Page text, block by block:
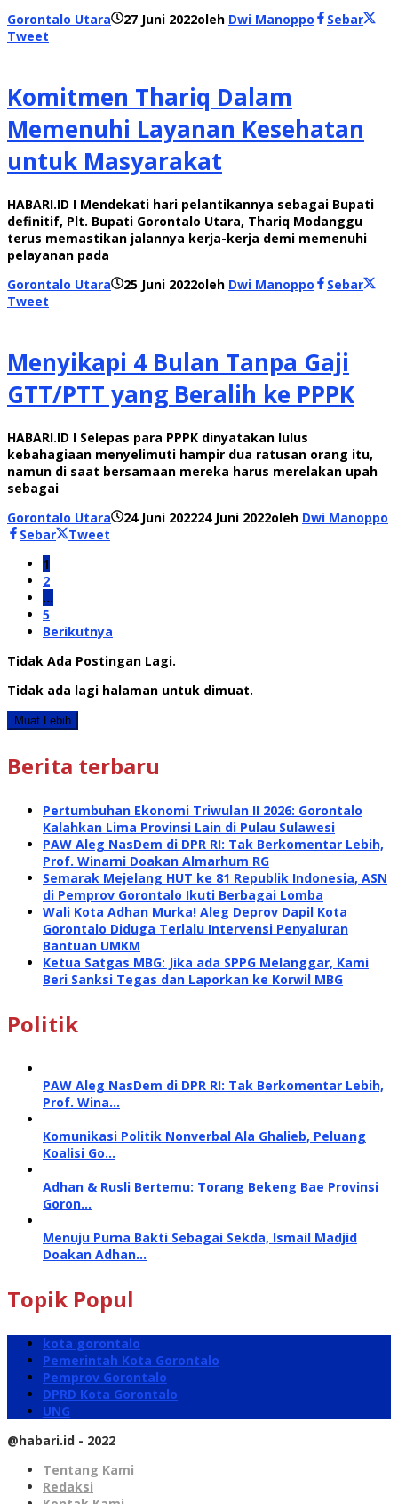
Gorontalo Utara
27 Juni 2022oleh Dwi Manoppo
Sebar
Tweet
Komitmen Thariq Dalam
Memenuhi Layanan Kesehatan
untuk Masyarakat
HABARI.ID I Mendekati hari pelantikannya sebagai Bupati
definitif, Plt. Bupati Gorontalo Utara, Thariq Modanggu
terus memastikan jalannya kerja-kerja demi memenuhi
pelayanan pada
Gorontalo Utara
25 Juni 2022oleh Dwi Manoppo
Sebar
Tweet
Menyikapi 4 Bulan Tanpa Gaji
GTT/PTT yang Beralih ke PPPK
HABARI.ID I Selepas para PPPK dinyatakan lulus
kebahagiaan menyelimuti hampir dua ratusan orang itu,
namun di saat bersamaan mereka harus merelakan upah
sebagai
Gorontalo Utara
24 Juni 202224 Juni 2022oleh Dwi Manoppo
Sebar
Tweet
1
2
…
5
Berikutnya
Tidak Ada Postingan Lagi.
Tidak ada lagi halaman untuk dimuat.
Muat Lebih
Berita terbaru
Pertumbuhan Ekonomi Triwulan II 2026: Gorontalo
Kalahkan Lima Provinsi Lain di Pulau Sulawesi
PAW Aleg NasDem di DPR RI: Tak Berkomentar Lebih,
Prof. Winarni Doakan Almarhum RG
Semarak Mejelang HUT ke 81 Republik Indonesia, ASN
di Pemprov Gorontalo Ikuti Berbagai Lomba
Wali Kota Adhan Murka! Aleg Deprov Dapil Kota
Gorontalo Diduga Terlalu Intervensi Penyaluran
Bantuan UMKM
Ketua Satgas MBG: Jika ada SPPG Melanggar, Kami
Beri Sanksi Tegas dan Laporkan ke Korwil MBG
Politik
PAW Aleg NasDem di DPR RI: Tak Berkomentar Lebih,
Prof. Wina…
Komunikasi Politik Nonverbal Ala Ghalieb, Peluang
Koalisi Go…
Adhan & Rusli Bertemu: Torang Bekeng Bae Provinsi
Goron…
Menuju Purna Bakti Sebagai Sekda, Ismail Madjid
Doakan Adhan…
Topik Popul
kota gorontalo
Pemerintah Kota Gorontalo
Pemprov Gorontalo
DPRD Kota Gorontalo
UNG
@habari.id - 2022
Tentang Kami
Redaksi